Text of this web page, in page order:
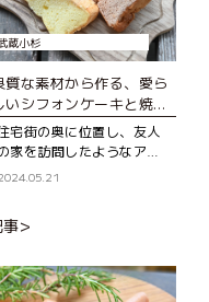
蔵小杉
質な素材から作る、愛ら
いシフォンケーキと焼き
子の店
宅街の奥に位置し、友人
家を訪問したようなアッ
ホームなお店「ベアベ
の出合いは、まだシフォ
事>